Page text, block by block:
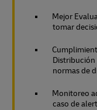
Mejor
tomar
Distribución
normas de
Monitoreo
caso de